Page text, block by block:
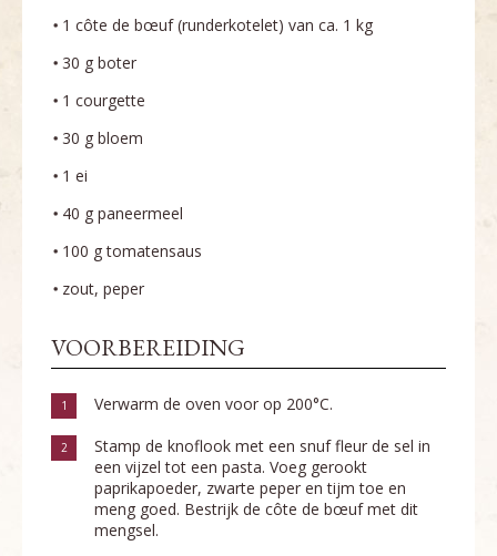
1 côte de bœuf (runderkotelet) van ca. 1 kg
30 g boter
1 courgette
30 g bloem
1 ei
40 g paneermeel
100 g tomatensaus
zout, peper
VOORBEREIDING
1 Verwarm de oven voor op 200°C.
2
Stamp de knoflook met een snuf fleur de sel in
een vijzel tot een pasta. Voeg gerookt
paprikapoeder, zwarte peper en tijm toe en
meng goed. Bestrijk de côte de bœuf met dit
mengsel.